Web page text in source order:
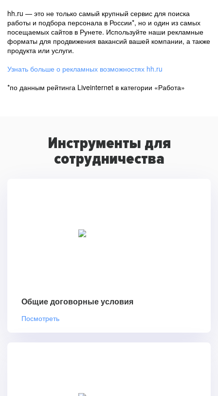
hh.ru — это не только самый крупный сервис для поиска
работы и подбора персонала в России*, но и один из самых
посещаемых сайтов в Рунете. Используйте наши рекламные
форматы для продвижения вакансий вашей компании, а также
продукта или услуги.
Узнать больше о рекламных возможностях hh.ru
*по данным рейтинга Liveinternet в категории «Работа»
Инструменты для
сотрудничества
Общие договорные условия
Посмотреть